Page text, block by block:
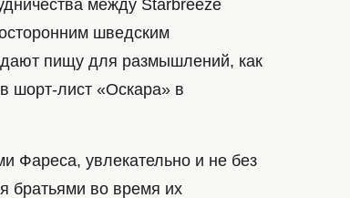
между Starbreeze
шведским
пищу для размышлений, как
шорт-лист «Оскара» в
Фареса, увлекательно и не без
братьями во время их